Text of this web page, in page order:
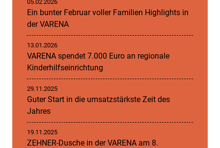
05.02.2026
Ein bunter Februar voller Familien Highlights in
der VARENA
13.01.2026
VARENA spendet 7.000 Euro an regionale
Kinderhilfseinrichtung
29.11.2025
Guter Start in die umsatzstärkste Zeit des
Jahres
19.11.2025
ZEHNER-Dusche in der VARENA am 8.